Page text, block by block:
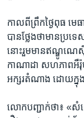
កាល​ពី​ព្រឹក​ថ្ងៃ​ពុធ មេ
បាន​ថ្លែង​ថា​មាន​ប្រ
នោះ​រួមមាន​ឥណ្ឌូណេស៊ី
កាណាដា សហភាព​អឺរ៉ុប
អក្សរ​តំណាង ដោយ​ក្នុង​
លោក​បញ្ជាក់​ថា៖ «